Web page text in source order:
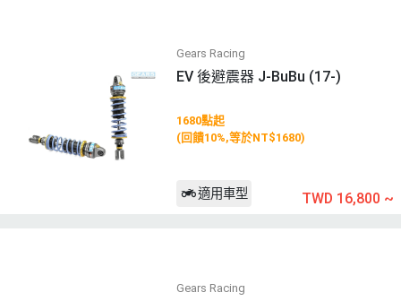
Gears Racing
EV 後避震器 J-BuBu (17-)
1680點起
(回饋10%,等於NT$1680)
適用車型 TWD 16,800 ~
Gears Racing